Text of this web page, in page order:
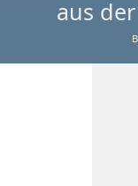
aus